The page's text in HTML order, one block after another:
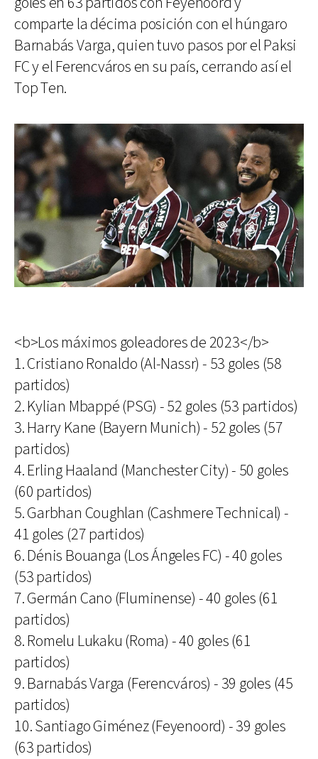
comparte la décima posición con el húngaro
Barnabás Varga, quien tuvo pasos por el Paksi
FC y el Ferencváros en su país, cerrando así el
Top Ten.
<b>Los máximos goleadores de 2023</b>
1. Cristiano Ronaldo (Al-Nassr) - 53 goles (58
partidos)
2. Kylian Mbappé (PSG) - 52 goles (53 partidos)
3. Harry Kane (Bayern Munich) - 52 goles (57
partidos)
4. Erling Haaland (Manchester City) - 50 goles
(60 partidos)
5. Garbhan Coughlan (Cashmere Technical) -
41 goles (27 partidos)
6. Dénis Bouanga (Los Ángeles FC) - 40 goles
(53 partidos)
7. Germán Cano (Fluminense) - 40 goles (61
partidos)
8. Romelu Lukaku (Roma) - 40 goles (61
partidos)
9. Barnabás Varga (Ferencváros) - 39 goles (45
partidos)
10. Santiago Giménez (Feyenoord) - 39 goles
(63 partidos)